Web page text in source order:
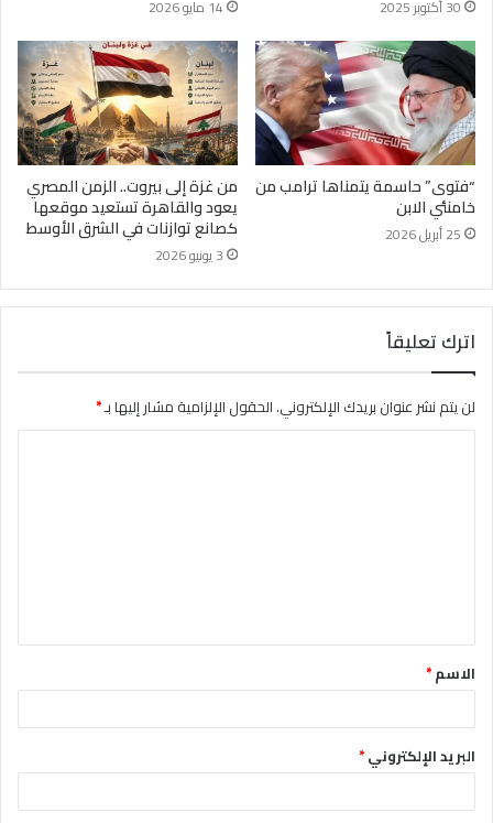
30 أكتوبر 2025 14 مايو 2026
“فتوى” حاسمة يتمناها ترامب من
خامنئي الابن
25 أبريل 2026
من غزة إلى بيروت.. الزمن المصري
يعود والقاهرة تستعيد موقعها
كصانع توازنات في الشرق الأوسط
3 يونيو 2026
اترك تعليقاً
لن يتم نشر عنوان بريدك الإلكتروني.الحقول الإلزامية مشار إليها بـ*
ق
*الاسم*
البريد الإلكتروني*